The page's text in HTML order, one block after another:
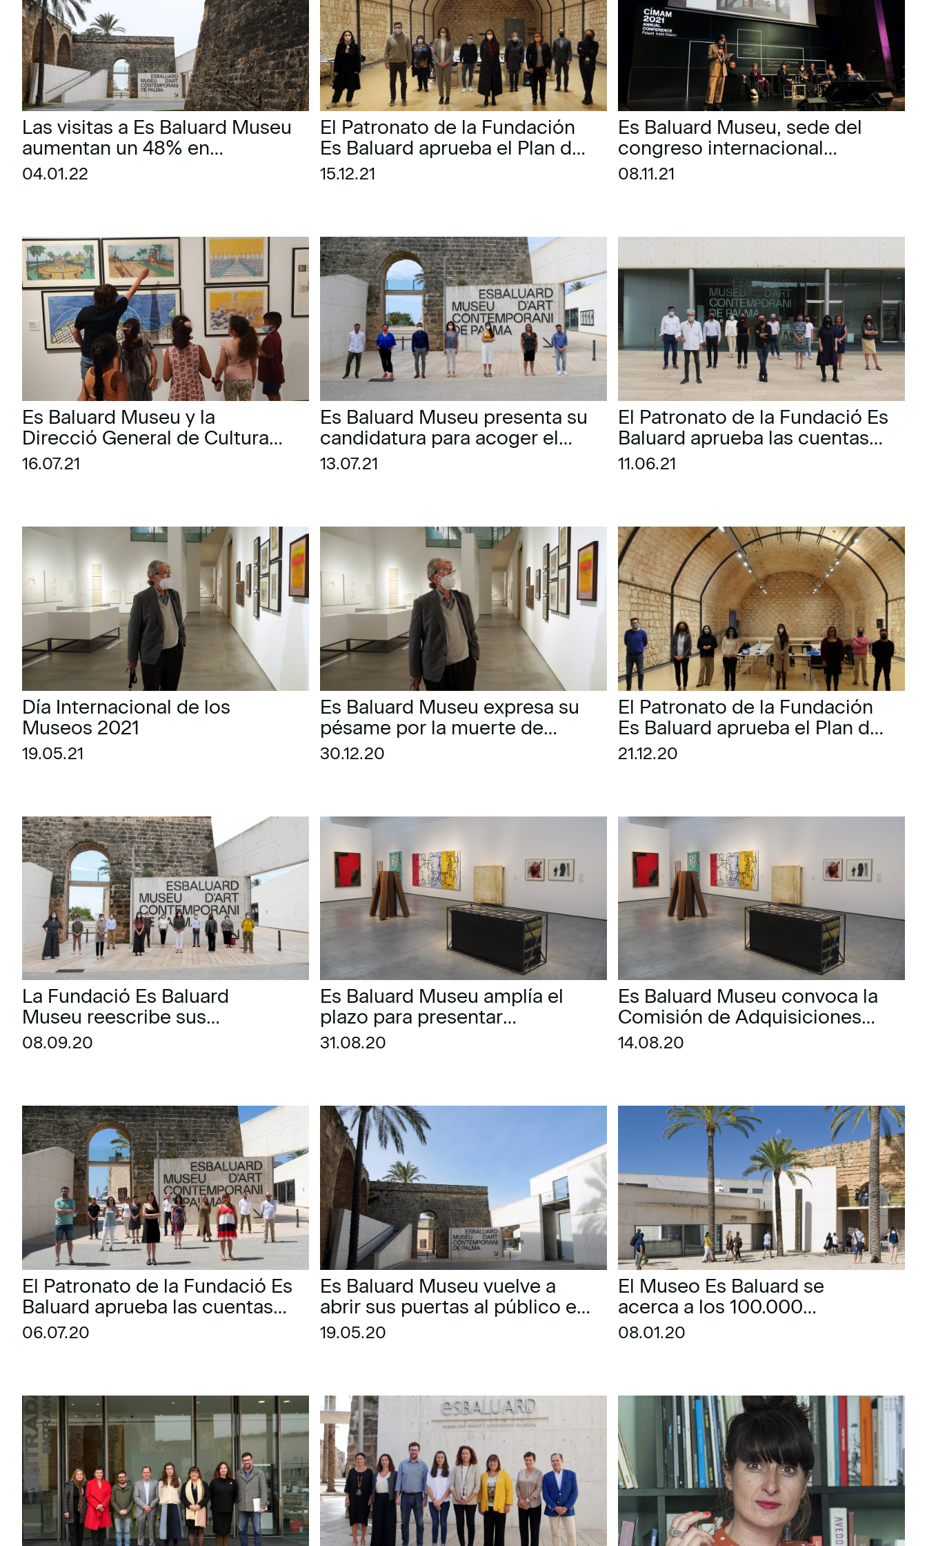
Las visitas a Es Baluard Museu
aumentan un 48% en
comparación con 2020
04.01.22
El Patronato de la Fundación
Es Baluard aprueba el Plan de
actuación y los presupuestos
15.12.21
Es Baluard Museu, sede del
congreso internacional
CIMAM
08.11.21
Es Baluard Museu y la
Direcció General de Cultura
organizan talleres de creación
16.07.21
Es Baluard Museu presenta su
candidatura para acoger el
congreso
13.07.21
El Patronato de la Fundació Es
Baluard aprueba las cuentas
anuales y la Memoria de la
11.06.21
Día Internacional de los
Museos 2021
19.05.21
Es Baluard Museu expresa su
pésame por la muerte de
Rafael Tur Costa
30.12.20
El Patronato de la Fundación
Es Baluard aprueba el Plan de
actuación y los presupuestos
21.12.20
La Fundació Es Baluard
Museu reescribe sus
Estatutos de forma íntegra
08.09.20
Es Baluard Museu amplía el
plazo para presentar
propuestas a la Comisión de
31.08.20
Es Baluard Museu convoca la
Comisión de Adquisiciones
de 2020 con una ampliació de
14.08.20
El Patronato de la Fundació Es
Baluard aprueba las cuentas
anuales y la memoria de la
06.07.20
Es Baluard Museu vuelve a
abrir sus puertas al público el
2 de junio
19.05.20
El Museo Es Baluard se
acerca a los 100.000
visitantes durante el año 2019
08.01.20